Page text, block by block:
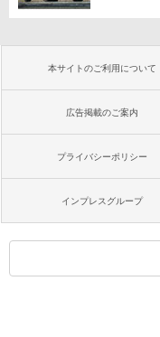
本サイトのご利用について
広告掲載のご案内
プライバシーポリシー
インプレスグループ